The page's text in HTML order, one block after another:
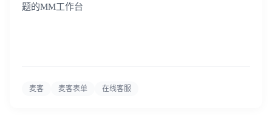
题的MM工作台
麦客 麦客表单 在线客服